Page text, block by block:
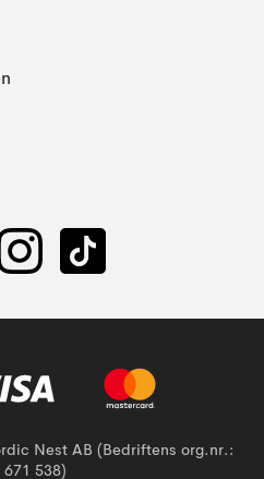
Nest AB (Bedriftens org.nr.:
671 538)